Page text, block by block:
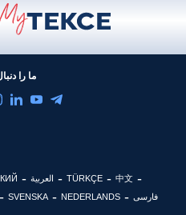
ما را
العربية TÜRKÇE
中文
SVENSKA NEDERLANDS فارسی